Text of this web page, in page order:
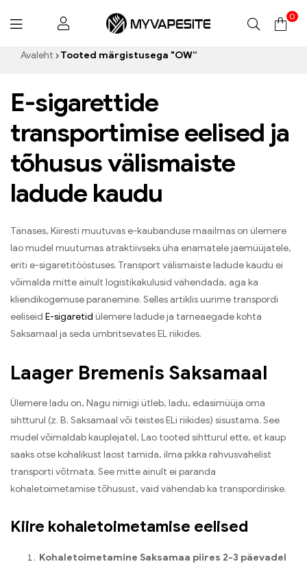
Myvapesite.de
0
Avaleht Tooted märgistusega "OW”
E-sigarettide
transportimise eelised ja
tõhusus välismaiste
ladude kaudu
Tänases, Kiiresti muutuvas e-kaubanduse maailmas on ülemere
lao mudel muutumas atraktiivseks üha enamatele jaemüüjatele,
eriti e-sigaretitööstuses. Transport välismaiste ladude kaudu ei
võimalda mitte ainult logistikakulusid vähendada, aga ka
kliendikogemuse paranemine. Selles artiklis uurime transpordi
eeliseid E-sigaretid ülemere ladude ja tarneaegade kohta
Saksamaal ja seda ümbritsevates EL riikides.
Laager Bremenis Saksamaal
Ülemere ladu on, Nagu nimigi ütleb, ladu, edasimüüja oma
sihtturul (z. B. Saksamaal või teistes ELi riikides) sisustama. See
mudel võimaldab kauplejatel, Lao tooted sihtturul ette, et kaup
saaks otse kohalikust laost tarnida, ilma pikka rahvusvahelist
transporti võtmata. See mitte ainult ei paranda
kohaletoimetamise tõhusust, vaid vähendab ka transpordiriske.
Kiire kohaletoimetamise eelised
Kohaletoimetamine Saksamaa piires 2-3 päevadel